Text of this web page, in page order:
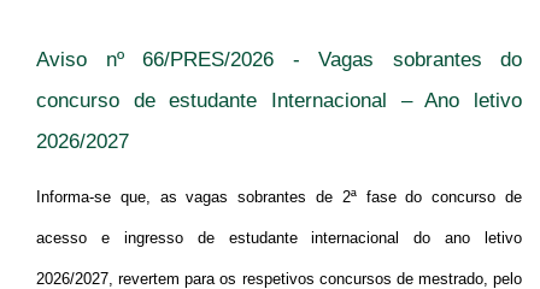
Aviso nº 66/PRES/2026 - Vagas sobrantes do
concurso de estudante Internacional – Ano letivo
2026/2027
Informa-se que, as vagas sobrantes de 2ª fase do concurso de
acesso e ingresso de estudante internacional do ano letivo
2026/2027, revertem para os respetivos concursos de mestrado, pelo